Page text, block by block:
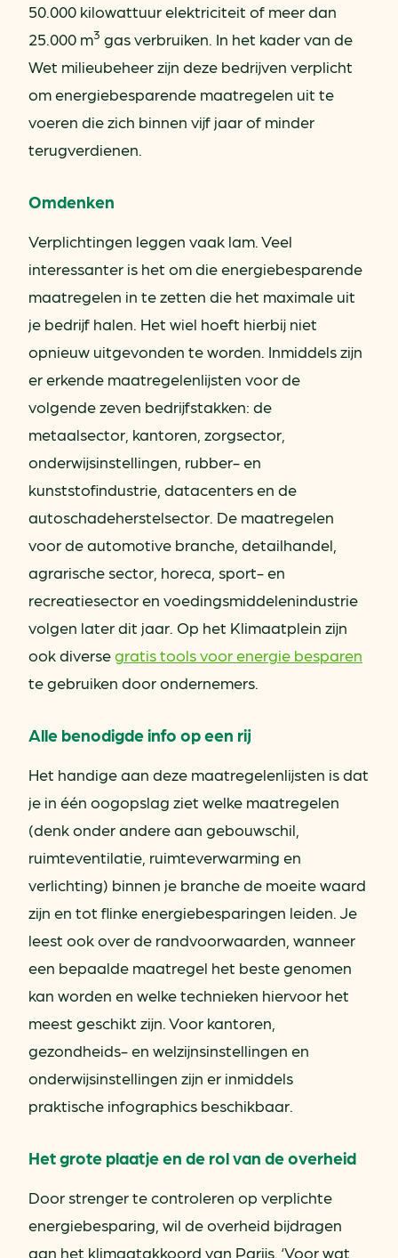
50.000 kilowattuur elektriciteit of meer dan
25.000 m3 gas verbruiken. In het kader van de
Wet milieubeheer zijn deze bedrijven verplicht
om energiebesparende maatregelen uit te
voeren die zich binnen vijf jaar of minder
terugverdienen.
Omdenken
Verplichtingen leggen vaak lam. Veel
interessanter is het om die energiebesparende
maatregelen in te zetten die het maximale uit
je bedrijf halen. Het wiel hoeft hierbij niet
opnieuw uitgevonden te worden. Inmiddels zijn
er erkende maatregelenlijsten voor de
volgende zeven bedrijfstakken: de
metaalsector, kantoren, zorgsector,
onderwijsinstellingen, rubber- en
kunststofindustrie, datacenters en de
autoschadeherstelsector. De maatregelen
voor de automotive branche, detailhandel,
agrarische sector, horeca, sport- en
recreatiesector en voedingsmiddelenindustrie
volgen later dit jaar. Op het Klimaatplein zijn
ook diversegratis tools voor energie besparen
te gebruiken door ondernemers.
Alle benodigde info op een rij
Het handige aan deze maatregelenlijsten is dat
je in één oogopslag ziet welke maatregelen
(denk onder andere aan gebouwschil,
ruimteventilatie, ruimteverwarming en
verlichting) binnen je branche de moeite waard
zijn en tot flinke energiebesparingen leiden. Je
leest ook over de randvoorwaarden, wanneer
een bepaalde maatregel het beste genomen
kan worden en welke technieken hiervoor het
meest geschikt zijn. Voor kantoren,
gezondheids- en welzijnsinstellingen en
onderwijsinstellingen zijn er inmiddels
praktische infographics beschikbaar.
Het grote plaatje en de rol van de overheid
Door strenger te controleren op verplichte
energiebesparing, wil de overheid bijdragen
aan het klimaatakkoord van Parijs. ‘Voor wat,